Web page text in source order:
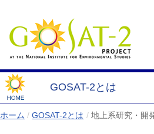
GOSAT-2とは
ホーム / GOSAT-2とは / 地上系研究・開